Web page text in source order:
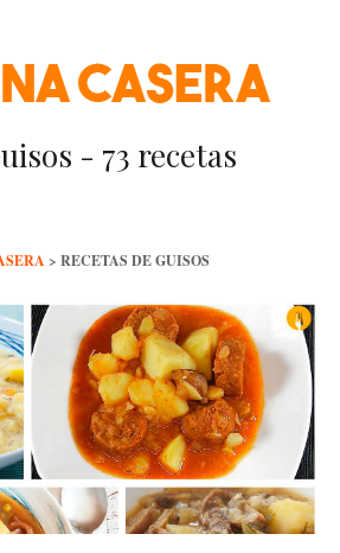
- 73 recetas
> RECETAS DE GUISOS